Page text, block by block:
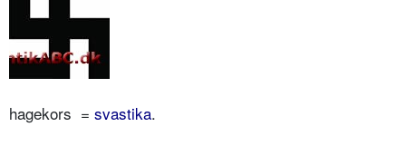
hagekors = svastika.